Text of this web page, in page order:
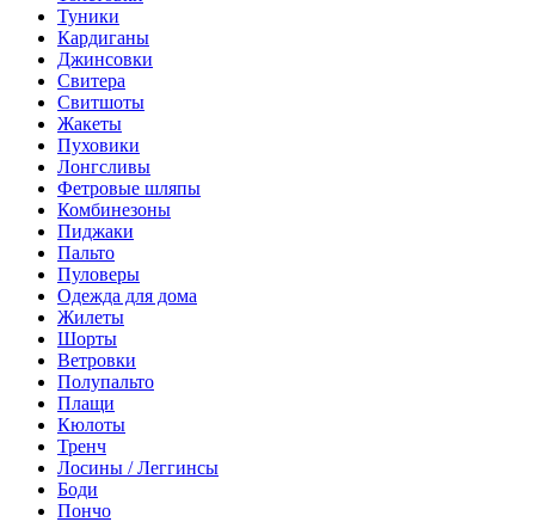
Туники
Кардиганы
Джинсовки
Свитера
Свитшоты
Жакеты
Пуховики
Лонгсливы
Фетровые шляпы
Комбинезоны
Пиджаки
Пальто
Пуловеры
Одежда для дома
Жилеты
Шорты
Ветровки
Полупальто
Плащи
Кюлоты
Тренч
Лосины / Леггинсы
Боди
Пончо